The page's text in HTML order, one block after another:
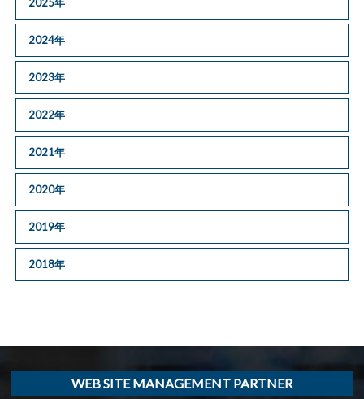
2024年
2023年
2022年
2021年
2020年
2019年
2018年
WEB SITE MANAGEMENT PARTNER